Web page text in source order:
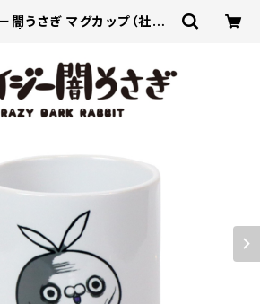
闇うさぎ マグカップ（社畜）